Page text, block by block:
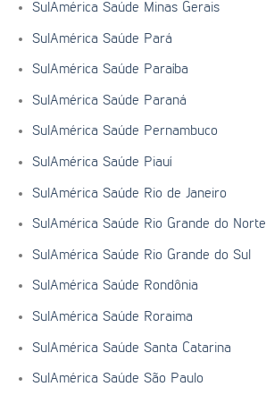
SulAmérica Saúde Minas Gerais
SulAmérica Saúde Pará
SulAmérica Saúde Paraíba
SulAmérica Saúde Paraná
SulAmérica Saúde Pernambuco
SulAmérica Saúde Piauí
SulAmérica Saúde Rio de Janeiro
SulAmérica Saúde Rio Grande do Norte
SulAmérica Saúde Rio Grande do Sul
SulAmérica Saúde Rondônia
SulAmérica Saúde Roraima
SulAmérica Saúde Santa Catarina
SulAmérica Saúde São Paulo